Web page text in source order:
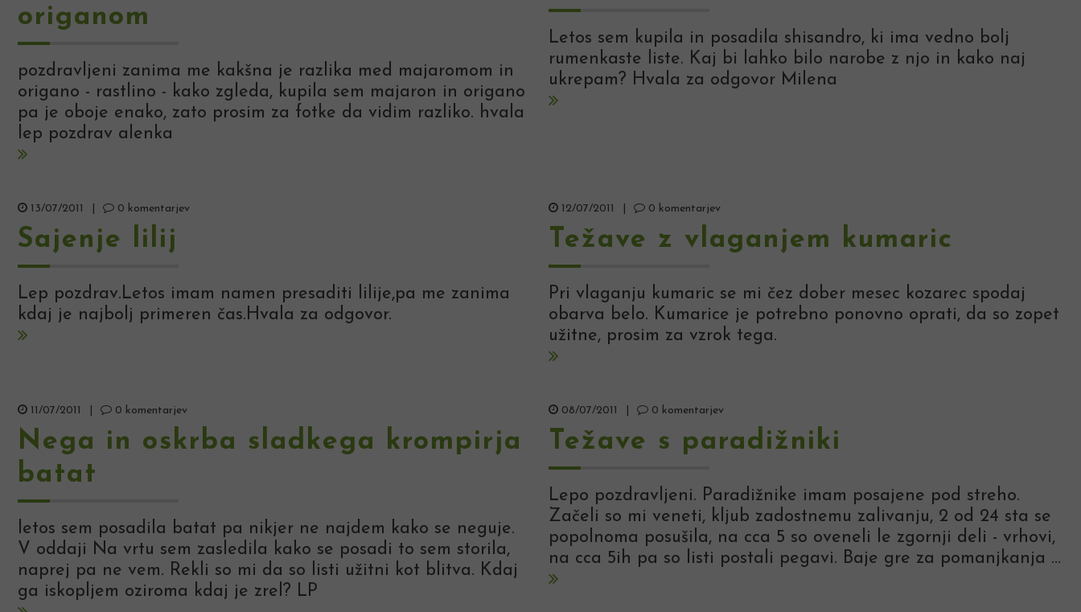
origanom
pozdravljeni zanima me kakšna je razlika med majaromom in
origano - rastlino - kako zgleda, kupila sem majaron in origano
pa je oboje enako, zato prosim za fotke da vidim razliko. hvala
lep pozdrav alenka
Letos sem kupila in posadila shisandro, ki ima vedno bolj
rumenkaste liste. Kaj bi lahko bilo narobe z njo in kako naj
ukrepam? Hvala za odgovor Milena
13/07/2011 0 komentarjev
Sajenje lilij
Lep pozdrav.Letos imam namen presaditi lilije,pa me zanima
kdaj je najbolj primeren čas.Hvala za odgovor.
12/07/2011 0 komentarjev
Težave z vlaganjem kumaric
Pri vlaganju kumaric se mi čez dober mesec kozarec spodaj
obarva belo. Kumarice je potrebno ponovno oprati, da so zopet
užitne, prosim za vzrok tega.
11/07/2011 0 komentarjev
Nega in oskrba sladkega krompirja
batat
letos sem posadila batat pa nikjer ne najdem kako se neguje.
V oddaji Na vrtu sem zasledila kako se posadi to sem storila,
naprej pa ne vem. Rekli so mi da so listi užitni kot blitva. Kdaj
ga iskopljem oziroma kdaj je zrel? LP
08/07/2011 0 komentarjev
Težave s paradižniki
Lepo pozdravljeni. Paradižnike imam posajene pod streho.
Začeli so mi veneti, kljub zadostnemu zalivanju, 2 od 24 sta se
popolnoma posušila, na cca 5 so oveneli le zgornji deli - vrhovi,
na cca 5ih pa so listi postali pegavi. Baje gre za pomanjkanja ...